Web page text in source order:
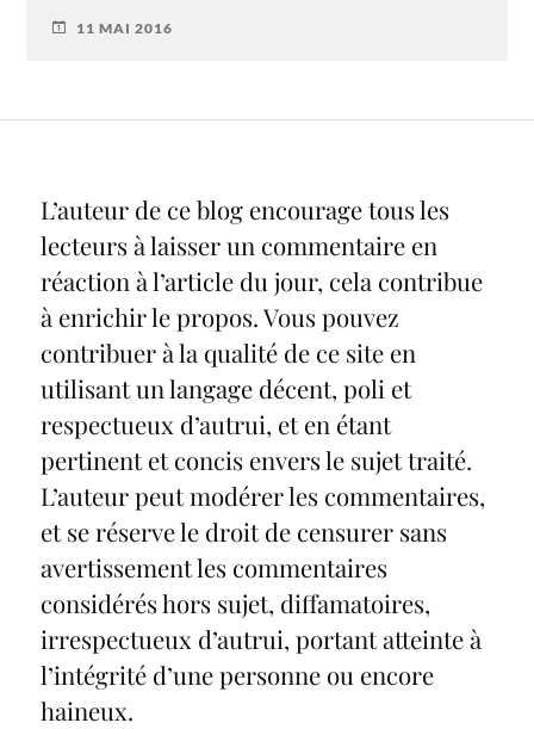
11 MAI 2016
L’auteur de ce blog encourage tous les
lecteurs à laisser un commentaire en
réaction à l’article du jour, cela contribue
à enrichir le propos. Vous pouvez
contribuer à la qualité de ce site en
utilisant un langage décent, poli et
respectueux d’autrui, et en étant
pertinent et concis envers le sujet traité.
L’auteur peut modérer les commentaires,
et se réserve le droit de censurer sans
avertissement les commentaires
considérés hors sujet, diffamatoires,
irrespectueux d’autrui, portant atteinte à
l’intégrité d’une personne ou encore
haineux.